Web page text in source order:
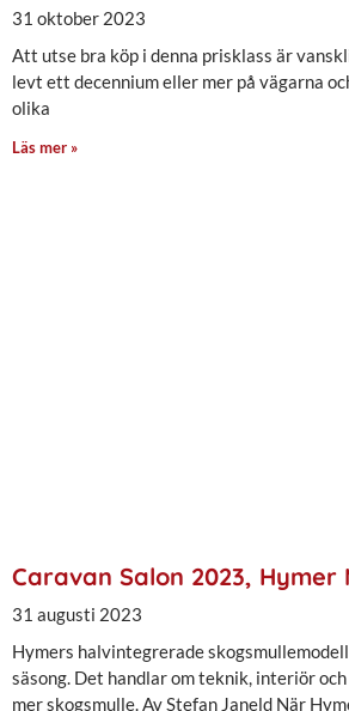
31 oktober 2023
Att utse bra köp i denna prisklass är
levt ett decennium eller mer på vägarna
olika
Läs mer »
Caravan Salon 2023, Hymer
31 augusti 2023
Hymers halvintegrerade
säsong. Det handlar om teknik, interiör
mer skogsmulle. Av Stefan Janeld När